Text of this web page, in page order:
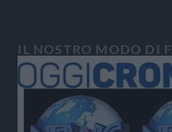
IL NOSTRO MODO DI